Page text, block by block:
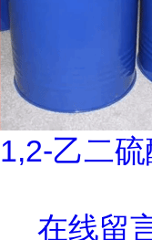
1,2-乙二
在线留